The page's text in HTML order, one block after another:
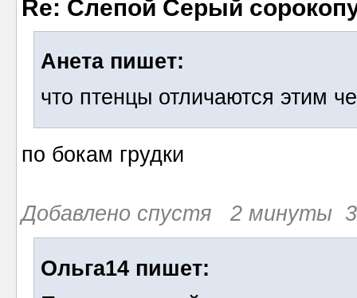
Re: Слепой Серый
Анета пишет:
что птенцы отличаются этим
по бокам грудки
Добавлено спустя 2 минуты 3
Ольга14 пишет: